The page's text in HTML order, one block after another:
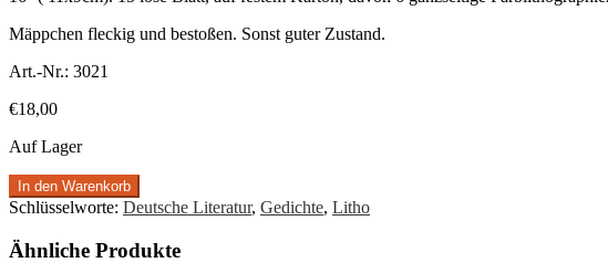
Mäppchen fleckig und bestoßen. Sonst guter Zustand.
Art.-Nr.: 3021
€18,00
Auf Lager
In den Warenkorb
Schlüsselworte: Deutsche Literatur, Gedichte, Litho
Ähnliche Produkte